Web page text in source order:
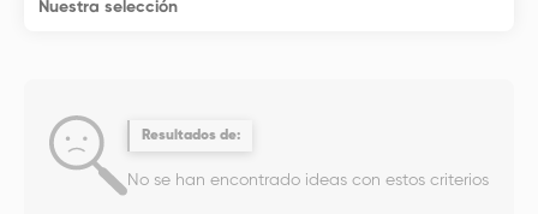
Nuestra selección
Resultados de:
No se han encontrado ideas con estos criterios